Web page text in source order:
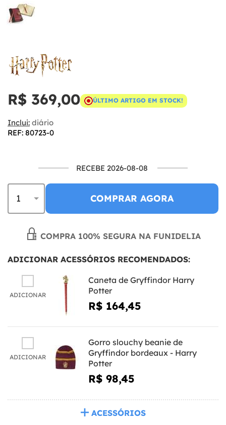
R$ 369,00 ÚLTIMO ARTIGO EM STOCK!
Inclui: diário
REF: 80723-0
RECEBE 2026-08-08
COMPRAR AGORA
COMPRA 100% SEGURA NA FUNIDELIA
ADICIONAR ACESSÓRIOS RECOMENDADOS:
ADICIONAR
Caneta de Gryffindor Harry
Potter
R$ 164,45
ADICIONAR
Gorro slouchy beanie de
Gryffindor bordeaux - Harry
Potter
R$ 98,45
ACESSÓRIOS